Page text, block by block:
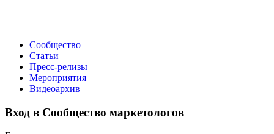
Сообщество
Статьи
Пресс-релизы
Мероприятия
Видеоархив
Вход в Сообщество маркетологов